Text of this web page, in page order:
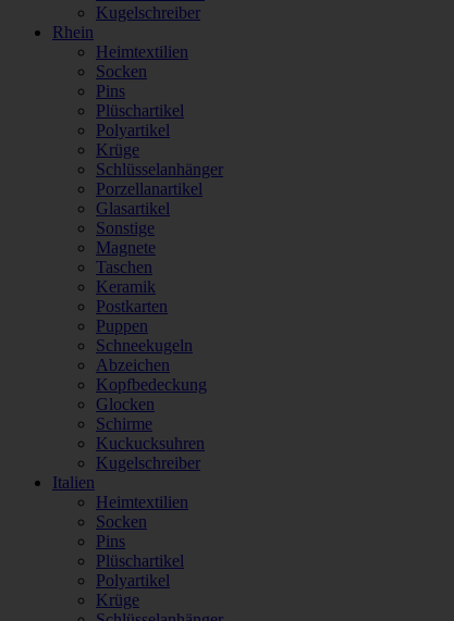
Kugelschreiber
Rhein
Heimtextilien
Socken
Pins
Plüschartikel
Polyartikel
Krüge
Schlüsselanhänger
Porzellanartikel
Glasartikel
Sonstige
Magnete
Taschen
Keramik
Postkarten
Puppen
Schneekugeln
Abzeichen
Kopfbedeckung
Glocken
Schirme
Kuckucksuhren
Kugelschreiber
Italien
Heimtextilien
Socken
Pins
Plüschartikel
Polyartikel
Krüge